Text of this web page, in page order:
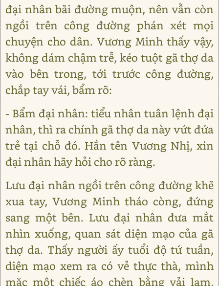
đại nhân bãi đường muộn, nên vẫn còn
ngồi trên công đường phán xét mọi
chuyện cho dân. Vương Minh thấy vậy,
không dám chậm trễ, kéo tuột gã thợ da
vào bên trong, tới trước công đường,
chắp tay vái, bẩm rõ:
- Bẩm đại nhân: tiểu nhân tuân lệnh đại
nhân, thì ra chính gã thợ da này vứt đứa
trẻ tại chỗ đó. Hắn tên Vương Nhị, xin
đại nhân hãy hỏi cho rõ ràng.
Lưu đại nhân ngồi trên công đường khẽ
xua tay, Vương Minh tháo còng, đứng
sang một bên. Lưu đại nhân đưa mắt
nhìn xuống, quan sát diện mạo của gã
thợ da. Thấy người ấy tuổi độ tứ tuần,
diện mạo xem ra có vẻ thực thà, mình
mặc một chiếc áo chèn bằng vải lam,